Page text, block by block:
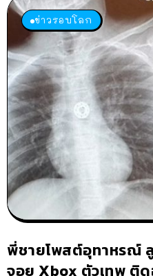
ข่าวรอบโลก
พี่ชายโพสต์อุทาหรณ์
จอย Xbox ตัวเทพ ติ